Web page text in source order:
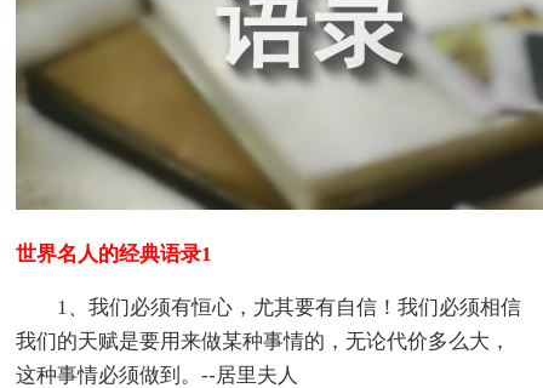
世界名人的经典语录1
1、我们必须有恒心，尤其要有自信！我们必须相信
我们的天赋是要用来做某种事情的，无论代价多么大，
这种事情必须做到。--居里夫人